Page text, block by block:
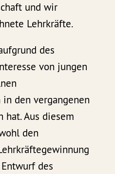
und wir
Lehrkräfte.
des
von jungen
den vergangenen
hat. Aus diesem
den
des